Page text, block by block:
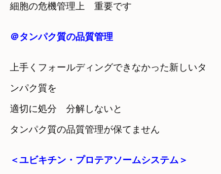
細胞の危機管理上 重要です
＠タンパク質の品質管理
上手くフォールディングできなかった新しいタ
ンパク質を
適切に処分 分解しないと
タンパク質の品質管理が保てません
＜ユビキチン・プロテアソームシステム＞